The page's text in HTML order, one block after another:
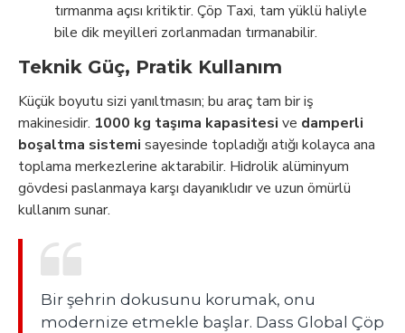
tırmanma açısı kritiktir. Çöp Taxi, tam yüklü haliyle
bile dik meyilleri zorlanmadan tırmanabilir.
Teknik Güç, Pratik Kullanım
Küçük boyutu sizi yanıltmasın; bu araç tam bir iş
makinesidir. 1000 kg taşıma kapasitesi ve damperli
boşaltma sistemi sayesinde topladığı atığı kolayca ana
toplama merkezlerine aktarabilir. Hidrolik alüminyum
gövdesi paslanmaya karşı dayanıklıdır ve uzun ömürlü
kullanım sunar.
Bir şehrin dokusunu korumak, onu
modernize etmekle başlar. Dass Global Çöp